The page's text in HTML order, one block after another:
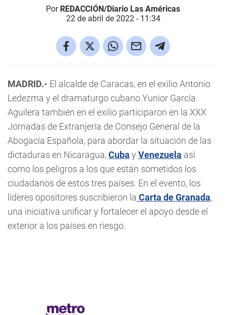
Por REDACCIÓN/Diario Las Américas
22 de abril de 2022 - 11:34
MADRID.- El alcalde de Caracas, en el exilio Antonio
Ledezma y el dramaturgo cubano Yunior García
Aguilera también en el exilio participaron en la XXX
Jornadas de Extranjería de Consejo General de la
Abogacía Española, para abordar la situación de las
dictaduras en Nicaragua,Cuba y Venezuela así
como los peligros a los que están sometidos los
ciudadanos de estos tres países. En el evento, los
líderes opositores suscribieron la Carta de Granada,
una iniciativa unificar y fortalecer el apoyo desde el
exterior a los países en riesgo.